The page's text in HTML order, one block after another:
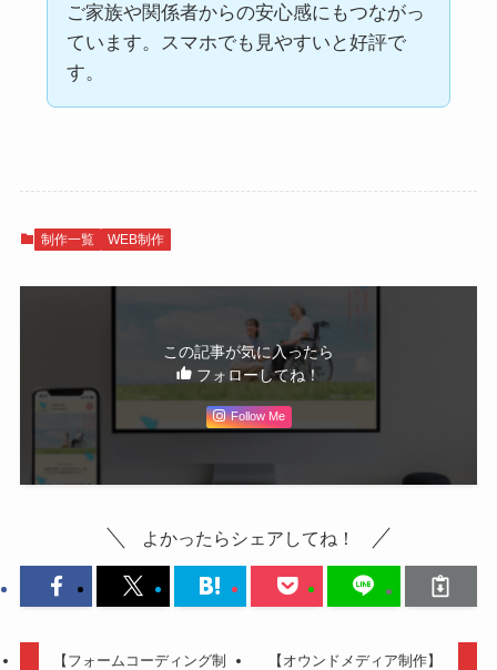
ご家族や関係者からの安心感にもつながっ
ています。スマホでも見やすいと好評で
す。
制作一覧 WEB制作
この記事が気に入ったら
フォローしてね！
Follow Me
よかったらシェアしてね！
【フォームコーディング制
【オウンドメディア制作】